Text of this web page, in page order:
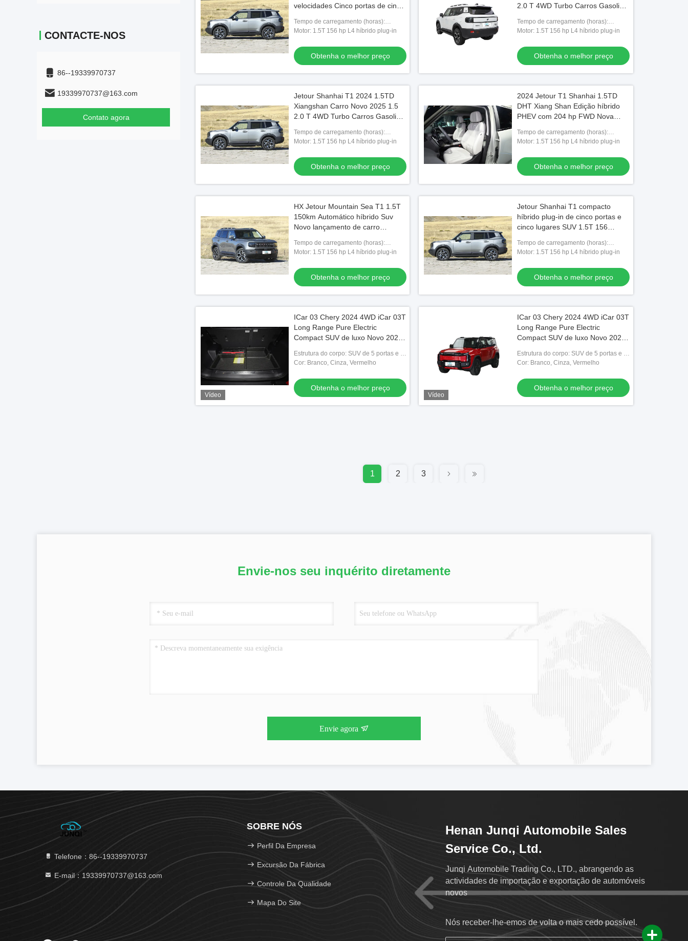
CONTACTE-NOS
86--19339970737
19339970737@163.com
Contato agora
velocidades Cinco portas de cinco
cavalos de potência L4 carro 2025
Tempo de carregamento (horas):
Carregamento rápido 0,5 horas
Motor: 1.5T 156 hp L4 híbrido plug-in
Obtenha o melhor preço
2.0 T 4WD Turbo Carros Gasolina
estoque Atacado
Tempo de carregamento (horas):
Carregamento rápido 0,5 horas
Motor: 1.5T 156 hp L4 híbrido plug-in
Obtenha o melhor preço
Jetour Shanhai T1 2024 1.5TD
Xiangshan Carro Novo 2025 1.5
2.0 T 4WD Turbo Carros Gasolina
estoque Atacado
Tempo de carregamento (horas):
Carregamento rápido 0,5 horas
Motor: 1.5T 156 hp L4 híbrido plug-in
Obtenha o melhor preço
2024 Jetour T1 Shanhai 1.5TD
DHT Xiang Shan Edição híbrido
PHEV com 204 hp FWD Nova
Tempo de carregamento (horas):
Carregamento rápido 0,5 horas
Motor: 1.5T 156 hp L4 híbrido plug-in
Obtenha o melhor preço
HX Jetour Mountain Sea T1 1.5T
150km Automático híbrido Suv
Novo lançamento de carro
Tempo de carregamento (horas):
Carregamento rápido 0,5 horas
Motor: 1.5T 156 hp L4 híbrido plug-in
Obtenha o melhor preço
Jetour Shanhai T1 compacto
híbrido plug-in de cinco portas e
cinco lugares SUV 1.5T 156
tração dianteira
Tempo de carregamento (horas):
Carregamento rápido 0,5 horas
Motor: 1.5T 156 hp L4 híbrido plug-in
Obtenha o melhor preço
Vídeo
ICar 03 Chery 2024 4WD iCar 03T
Long Range Pure Electric
Compact SUV de luxo Novo 2025
Estrutura do corpo: SUV de 5 portas e 5
lugares
Cor: Branco, Cinza, Vermelho
Obtenha o melhor preço
Vídeo
ICar 03 Chery 2024 4WD iCar 03T
Long Range Pure Electric
Compact SUV de luxo Novo 2025
Estrutura do corpo: SUV de 5 portas e 5
lugares
Cor: Branco, Cinza, Vermelho
Obtenha o melhor preço
1 2 3
Envie-nos seu inquérito diretamente
Envie agora
Telefone：86--19339970737
E-mail：19339970737@163.com
SOBRE NÓS
Perfil Da Empresa
Excursão Da Fábrica
Controle Da Qualidade
Mapa Do Site
Henan Junqi Automobile Sales
Service Co., Ltd.
Junqi Automobile Trading Co., LTD., abrangendo as
actividades de importação e exportação de automóveis
novos
Nós receber-lhe-emos de volta o mais cedo possível.